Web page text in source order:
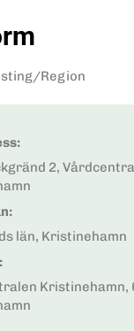
Region
2,
län, Kristinehamn
Kristinehamn,